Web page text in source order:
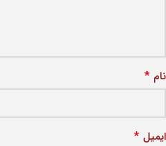
نام *
ایمیل *